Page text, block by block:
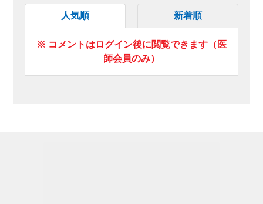
人気順 新着順
※ コメントはログイン後に閲覧できます（医
師会員のみ）